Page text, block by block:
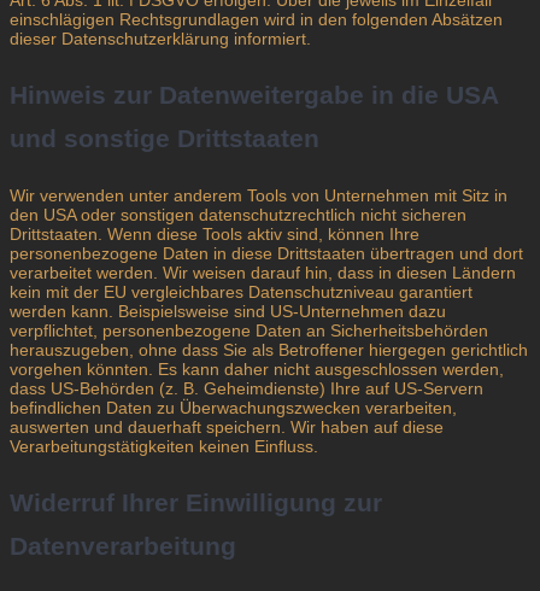
einschlägigen Rechtsgrundlagen wird in den folgenden Absätzen
dieser Datenschutzerklärung informiert.
Hinweis zur Datenweitergabe in die USA
und sonstige Drittstaaten
Wir verwenden unter anderem Tools von Unternehmen mit Sitz in
den USA oder sonstigen datenschutzrechtlich nicht sicheren
Drittstaaten. Wenn diese Tools aktiv sind, können Ihre
personenbezogene Daten in diese Drittstaaten übertragen und dort
verarbeitet werden. Wir weisen darauf hin, dass in diesen Ländern
kein mit der EU vergleichbares Datenschutzniveau garantiert
werden kann. Beispielsweise sind US-Unternehmen dazu
verpflichtet, personenbezogene Daten an Sicherheitsbehörden
herauszugeben, ohne dass Sie als Betroffener hiergegen gerichtlich
vorgehen könnten. Es kann daher nicht ausgeschlossen werden,
dass US-Behörden (z. B. Geheimdienste) Ihre auf US-Servern
befindlichen Daten zu Überwachungszwecken verarbeiten,
auswerten und dauerhaft speichern. Wir haben auf diese
Verarbeitungstätigkeiten keinen Einfluss.
Widerruf Ihrer Einwilligung zur
Datenverarbeitung